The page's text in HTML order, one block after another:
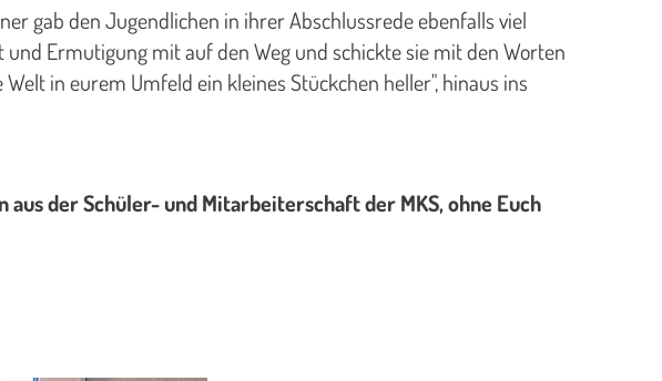
gab den Jugendlichen in ihrer Abschlussrede ebenfalls viel
und Ermutigung mit auf den Weg und schickte sie mit den Worten
Welt in eurem Umfeld ein kleines Stückchen heller", hinaus ins
der Schüler- und Mitarbeiterschaft der MKS, ohne Euch